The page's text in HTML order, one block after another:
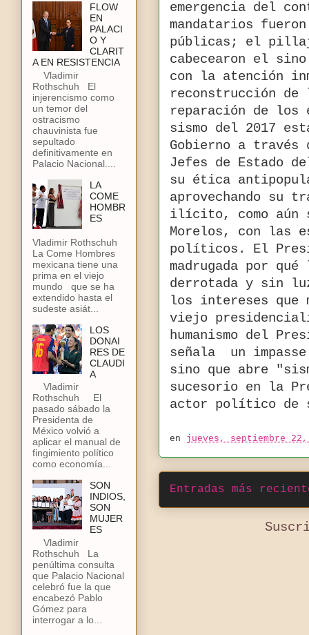
emergencia del
mandatarios
públicas; el
cabecearon el
con la atención
reconstrucción
reparación de
sismo del 2017
Gobierno a través
Jefes de Estado
su ética
aprovechando su
ilícito, como aún
Morelos, con las
políticos. El
madrugada por
derrotada y sin
los intereses que
viejo
humanismo del
señala un
sino que abre
sucesorio en la
actor político
en jueves, septiembre 22,
Entradas más
FLOW
EN
PALACI
O Y
CLARIT
A EN RESISTENCIA
Vladimir
Rothschuh El
injerencismo como
un temor del
ostracismo
chauvinista fue
sepultado
definitivamente en
Palacio Nacional....
LA
COME
HOMBR
ES
Vladimir Rothschuh
La Come Hombres
mexicana tiene una
prima en el viejo
mundo que se ha
extendido hasta el
sudeste asiát...
LOS
DONAI
RES DE
CLAUDI
A
Vladimir
Rothschuh El
pasado sábado la
Presidenta de
México volvió a
aplicar el manual de
fingimiento político
como economía...
SON
INDIOS,
SON
MUJER
ES
Vladimir
Rothschuh La
penúltima consulta
que Palacio Nacional
celebró fue la que
encabezó Pablo
Gómez para
interrogar a lo...